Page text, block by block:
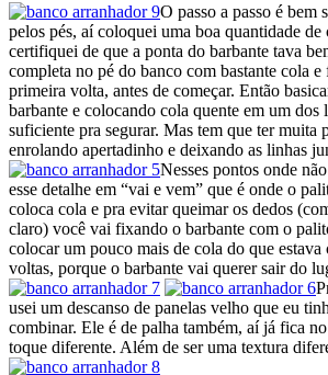
O passo a passo é bem
pelos pés, aí coloquei uma boa quantidade de
certifiquei de que a ponta do barbante tava
completa no pé do banco com bastante cola e
primeira volta, antes de começar. Então
barbante e colocando cola quente em um dos
suficiente pra segurar. Mas tem que ter muita
enrolando apertadinho e deixando as linhas
Nesses pontos onde
esse detalhe em “vai e vem” que é onde o
coloca cola e pra evitar queimar os dedos
claro) você vai fixando o barbante com o
colocar um pouco mais de cola do que
voltas, porque o barbante vai querer sair do
usei um descanso de panelas velho que eu
combinar. Ele é de palha também, aí já fica
toque diferente. Além de ser uma textura